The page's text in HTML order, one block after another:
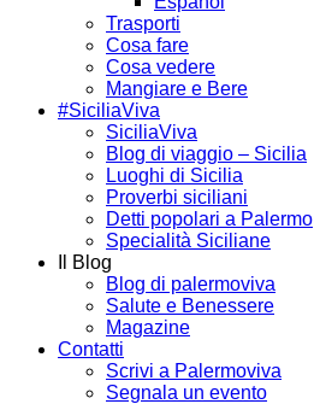
Trasporti
Cosa fare
Cosa vedere
Mangiare e Bere
#SiciliaViva
SiciliaViva
Blog di viaggio – Sicilia
Luoghi di Sicilia
Proverbi siciliani
Detti popolari a Palermo
Specialità Siciliane
Il Blog
Blog di palermoviva
Salute e Benessere
Magazine
Contatti
Scrivi a Palermoviva
Segnala un evento